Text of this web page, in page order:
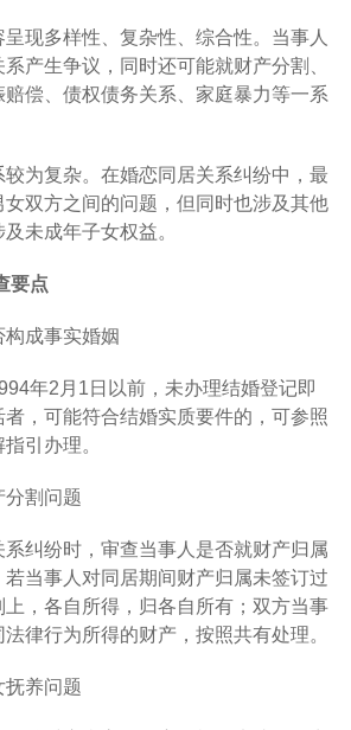
呈现多样性、复杂性、综合性。当事人
产生争议，同时还可能就财产分割、
偿、债权债务关系、家庭暴力等一系
较为复杂。在婚恋同居关系纠纷中，最
双方之间的问题，但同时也涉及其他
未成年子女权益。
要点
构成事实婚姻
年2月1日以前，未办理结婚登记即
者，可能符合结婚实质要件的，可参照
引办理。
分割问题
纠纷时，审查当事人是否就财产归属
当事人对同居期间财产归属未签订过
，各自所得，归各自所有；双方当事
律行为所得的财产，按照共有处理。
抚养问题